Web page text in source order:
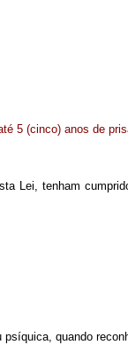
5 (cinco) anos de
Lei, tenham
quando